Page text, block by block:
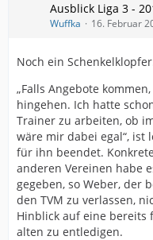
Ausblick Liga 3 -
Wuffka 16. Februar
Noch ein
„Falls Angebote
hingehen. Ich hatte
Trainer zu arbeiten, ob
wäre mir dabei egal“, ist
für ihn beendet.
anderen Vereinen habe
gegeben, so Weber, der
den TVM zu verlassen,
Hinblick auf eine bereits
alten zu entledigen.